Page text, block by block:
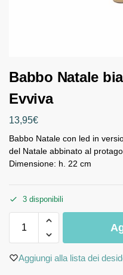
Babbo Natale
Evviva
13,95€
Babbo Natale con led in
del Natale abbinato al
Dimensione: h. 22 cm
3 disponibili
Aggiungi alla lista dei